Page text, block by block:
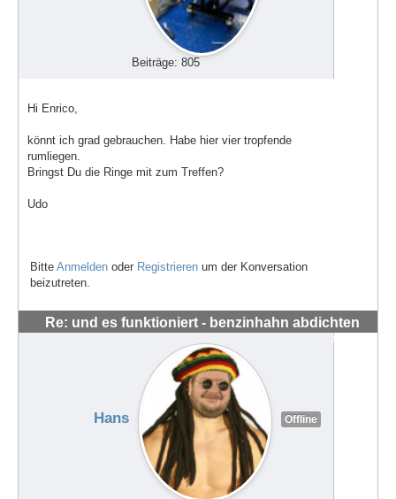
Beiträge: 805
Hi Enrico,
könnt ich grad gebrauchen. Habe hier vier tropfende
rumliegen.
Bringst Du die Ringe mit zum Treffen?
Udo
Bitte Anmelden oder Registrieren um der Konversation
beizutreten.
Re: und es funktioniert - benzinhahn abdichten
#62670
Hans Offline